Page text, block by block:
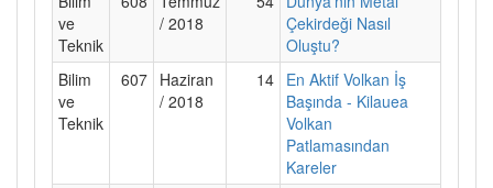
ve
Teknik
/ 2018
Çekirdeği Nasıl
Oluştu?
Bilim
ve
Teknik
607 Haziran
/ 2018
14 En Aktif Volkan İş
Başında - Kilauea
Volkan
Patlamasından
Kareler